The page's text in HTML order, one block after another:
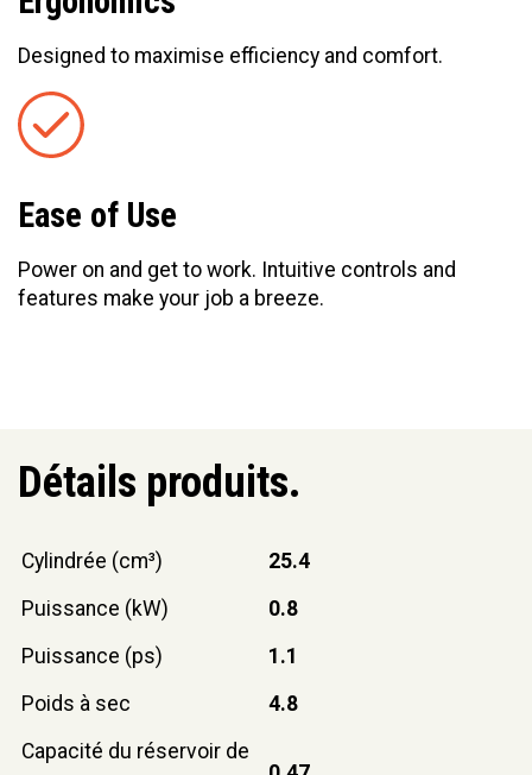
Designed to maximise efficiency and comfort.
Ease of Use
Power on and get to work. Intuitive controls and
features make your job a breeze.
Détails produits.
Cylindrée (cm³)
25.4
Puissance (kW)
0.8
Puissance (ps)
1.1
Poids à sec
4.8
Capacité du réservoir de